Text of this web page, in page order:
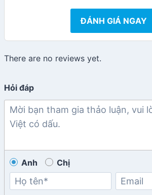
ĐÁNH GIÁ NGAY
There are no reviews yet.
Hỏi đáp
Anh Chị